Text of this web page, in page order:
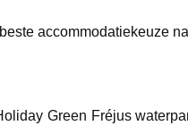
accommodatiekeuze
Green Fréjus